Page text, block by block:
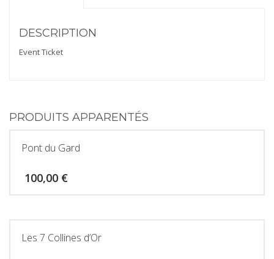
DESCRIPTION
Event Ticket
PRODUITS APPARENTÉS
Pont du Gard
100,00 €
Les 7 Collines d’Or